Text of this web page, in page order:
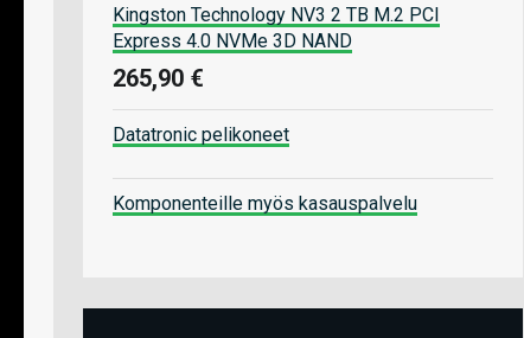
Kingston Technology NV3 2 TB M.2 PCI
Express 4.0 NVMe 3D NAND
265,90 €
Datatronic pelikoneet
Komponenteille myös kasauspalvelu